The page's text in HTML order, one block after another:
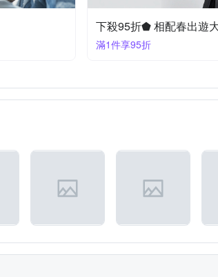
下殺95折⬟ 相配春出遊
滿1件享95折